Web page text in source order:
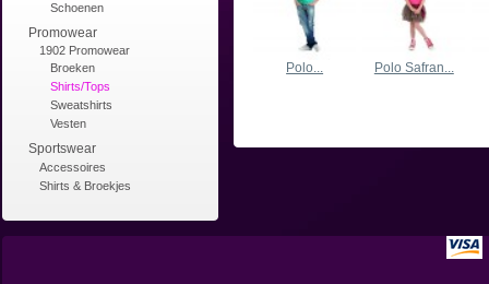
Schoenen
Promowear
1902 Promowear
Broeken
Shirts/Tops
Sweatshirts
Vesten
Sportswear
Accessoires
Shirts & Broekjes
Polo... Polo Safran...